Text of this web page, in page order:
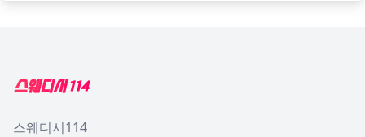
스웨디시114